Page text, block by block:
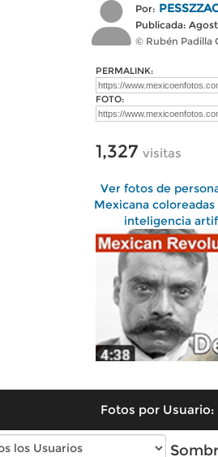
Por:
Publicada:
© Rubén Padilla
PERMALINK:
FOTO:
1,327 visitas
Ver fotos de
Mexicana
inteligencia
Fotos por Usuario:
Fotos modernas de